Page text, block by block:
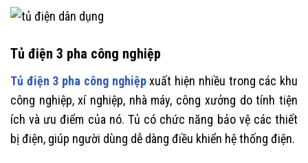
Tủ điện 3 pha công nghiệp
Tủ điện 3 pha công nghiệpxuất hiện nhiều trong các khu
công nghiệp, xí nghiệp, nhà máy, công xưởng do tính tiện
ích và ưu điểm của nó. Tủ có chức năng bảo vệ các thiết
bị điện, giúp người dùng dễ dàng điều khiển hệ thống điện.